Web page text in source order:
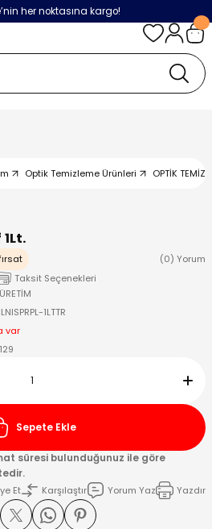
her noktasına kargo!
Optik Temizleme Ürünleri OPTİK
(0) Yorum
Taksit Seçenekleri
1LTTR
var
Sepete Ekle
süresi bulunduğunuz ile göre
Et
Karşılaştır Yorum Yaz Yazdır